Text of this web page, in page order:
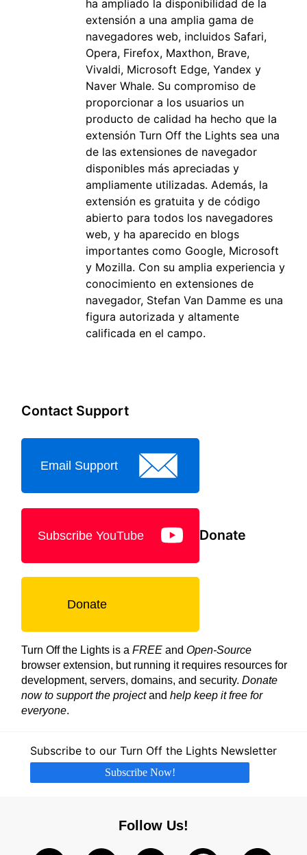
ha ampliado la disponibilidad de la
extensión a una amplia gama de
navegadores web, incluidos Safari,
Opera, Firefox, Maxthon, Brave,
Vivaldi, Microsoft Edge, Yandex y
Naver Whale. Su compromiso de
proporcionar a los usuarios un
producto de calidad ha hecho que la
extensión Turn Off the Lights sea una
de las extensiones de navegador
disponibles más apreciadas y
ampliamente utilizadas. Además, la
extensión es gratuita y de código
abierto para todos los navegadores
web, y ha aparecido en blogs
importantes como Google, Microsoft
y Mozilla. Con su amplia experiencia y
conocimiento en extensiones de
navegador, Stefan Van Damme es una
figura autorizada y altamente
calificada en el campo.
Contact Support
Email Support
Subscribe YouTube Donate
Donate
Turn Off the Lights is a FREE and Open-Source
browser extension, but running it requires resources for
development, servers, domains, and security. Donate
now to support the projectand help keep it free for
everyone.
Subscribe to our Turn Off the Lights Newsletter
Subscribe Now!
Follow Us!